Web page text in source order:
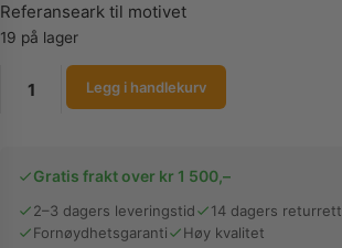
Referanseark til motivet
19 på lager
Golden
Retriever
antall
Legg i handlekurv
Gratis frakt over kr 1 500,–
2–3 dagers leveringstid
14 dagers returrett
Fornøydhetsgaranti
Høy kvalitet